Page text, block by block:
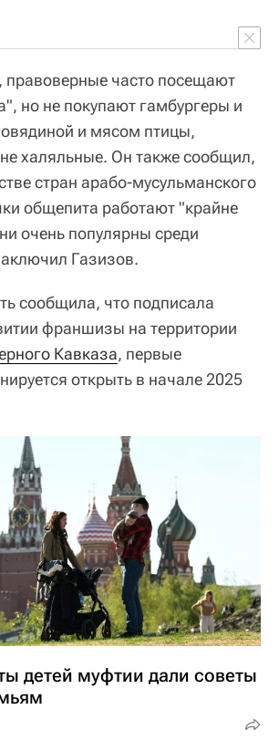
правоверные часто посещают
но не покупают гамбургеры и
и мясом птицы,
халяльные. Он также сообщил,
стран арабо-мусульманского
общепита работают "крайне
очень популярны среди
Газизов.
сообщила, что подписала
франшизы на территории
Кавказа, первые
открыть в начале 2025
детей муфтии дали советы